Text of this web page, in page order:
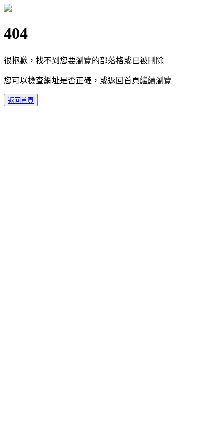
404
很抱歉，找不到您要瀏覽的部落格或已被刪除
您可以檢查網址是否正確，或返回首頁繼續瀏覽
返回首頁